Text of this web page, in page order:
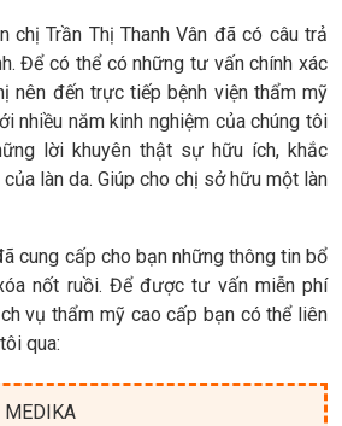
chị Trần Thị Thanh Vân đã có câu trả
Để có thể có những tư vấn chính xác
nên đến trực tiếp bệnh viện thẩm mỹ
nhiều năm kinh nghiệm của chúng tôi
lời khuyên thật sự hữu ích, khắc
làn da. Giúp cho chị sở hữu một làn
cung cấp cho bạn những thông tin bổ
nốt ruồi. Để được tư vấn miễn phí
vụ thẩm mỹ cao cấp bạn có thể liên
qua:
MEDIKA